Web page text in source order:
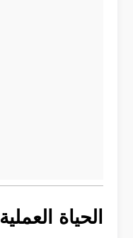
الحياة العملية